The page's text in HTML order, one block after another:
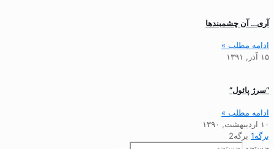
آری… آن چشمبندها
ادامه مطلب »
۱۵ آذر, ۱۳۹۱
“سرژ پائول”
ادامه مطلب »
۱۰ اردیبهشت, ۱۳۹۰
برگه1 برگه2